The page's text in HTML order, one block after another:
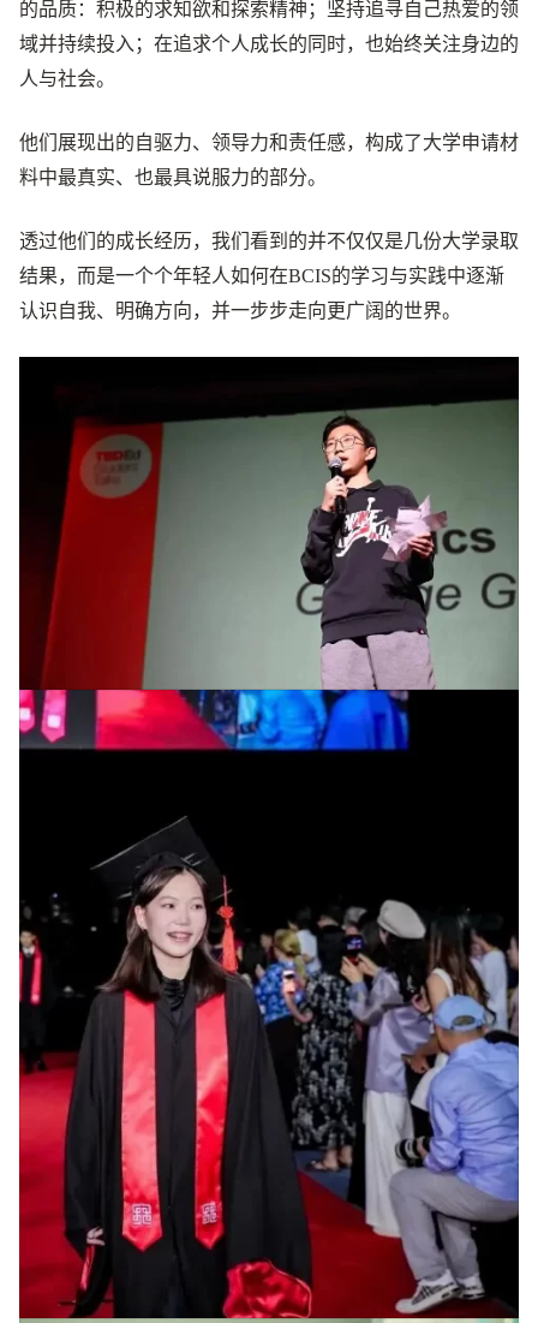
的品质：积极的求知欲和探索精神；坚持追寻自己热爱的领
域并持续投入；在追求个人成长的同时，也始终关注身边的
人与社会。
他们展现出的自驱力、领导力和责任感，构成了大学申请材
料中最真实、也最具说服力的部分。
透过他们的成长经历，我们看到的并不仅仅是几份大学录取
结果，而是一个个年轻人如何在BCIS的学习与实践中逐渐
认识自我、明确方向，并一步步走向更广阔的世界。